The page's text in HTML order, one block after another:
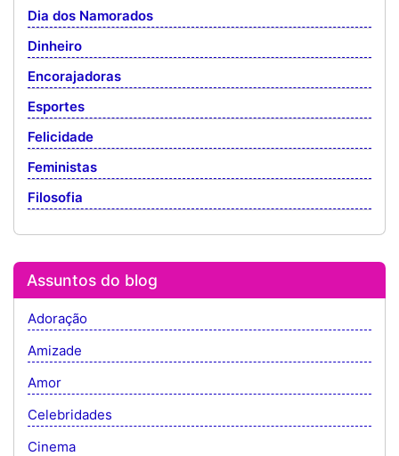
Dia dos Namorados
Dinheiro
Encorajadoras
Esportes
Felicidade
Feministas
Filosofia
Assuntos do blog
Adoração
Amizade
Amor
Celebridades
Cinema